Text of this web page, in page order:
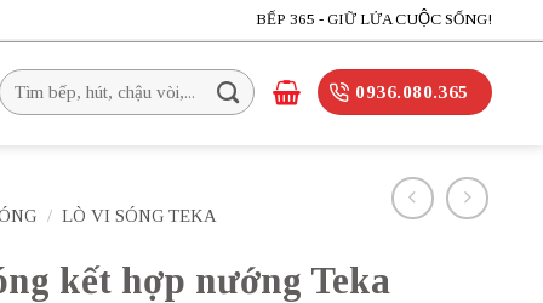
BẾP 365 - GIỮ LỬA CUỘC SỐNG!
0936.080.365
/ LÒ VI SÓNG TEKA
kết hợp nướng Teka